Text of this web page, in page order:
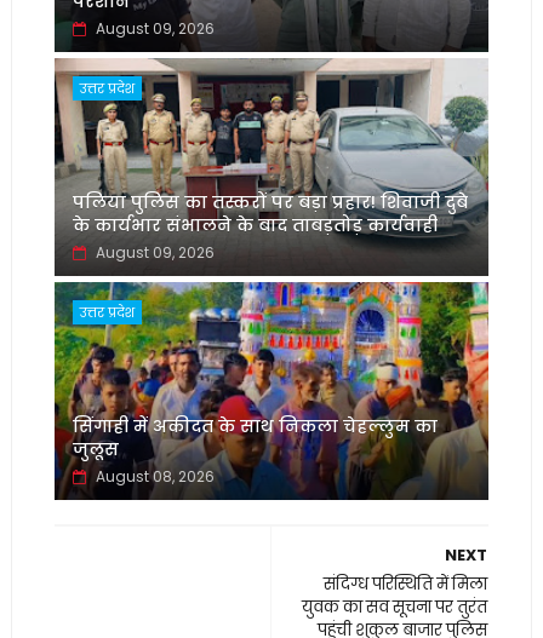
August 09, 2026
उत्तर प्रदेश
पलिया पुलिस का तस्करों पर बड़ा प्रहार! शिवाजी दुबे
के कार्यभार संभालने के बाद ताबड़तोड़ कार्यवाही
August 09, 2026
उत्तर प्रदेश
सिंगाही में अकीदत के साथ निकला चेहल्लुम का
जुलूस
August 08, 2026
NEXT
संदिग्ध परिस्थिति में मिला
युवक का सव सूचना पर तुरंत
पहुंची शुकुल बाजार पुलिस